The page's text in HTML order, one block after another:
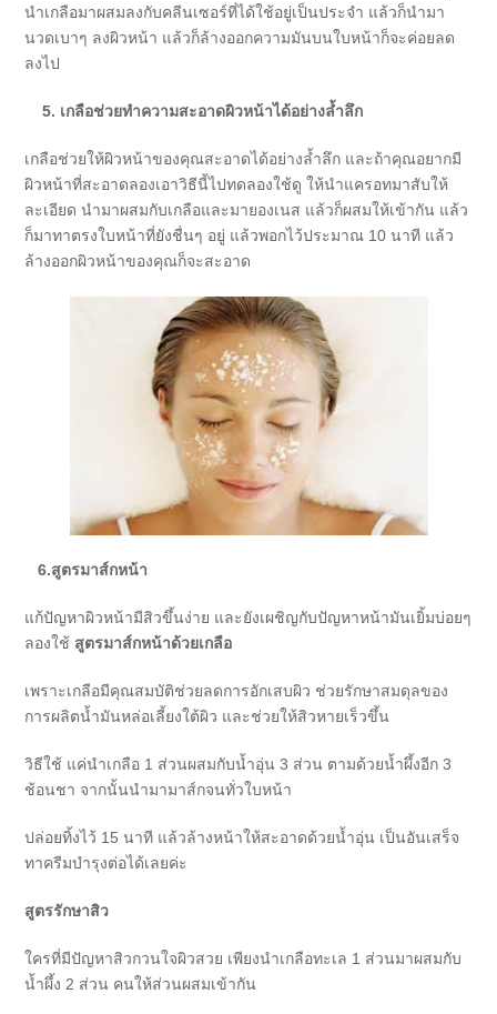
นำเกลือมาผสมลงกับคลีนเซอร์ที่ได้ใช้อยู่เป็นประจำ แล้วก็นำมา
นวดเบาๆ ลงผิวหน้า แล้วก็ล้างออกความมันบนใบหน้าก็จะค่อยลด
ลงไป
5. เกลือช่วยทำความสะอาดผิวหน้าได้อย่างล้ำลึก
เกลือช่วยให้ผิวหน้าของคุณสะอาดได้อย่างล้ำลึก และถ้าคุณอยากมี
ผิวหน้าที่สะอาดลองเอาวิธีนี้ไปทดลองใช้ดู ให้นำแครอทมาสับให้
ละเอียด นำมาผสมกับเกลือและมายองเนส แล้วก็ผสมให้เข้ากัน แล้ว
ก็มาทาตรงใบหน้าที่ยังชื่นๆ อยู่ แล้วพอกไว้ประมาณ 10 นาที แล้ว
ล้างออกผิวหน้าของคุณก็จะสะอาด
6.สูตรมาส์กหน้า
แก้ปัญหาผิวหน้ามีสิวขึ้นง่าย และยังเผชิญกับปัญหาหน้ามันเยิ้มบ่อยๆ
ลองใช้ สูตรมาส์กหน้าด้วยเกลือ
เพราะเกลือมีคุณสมบัติช่วยลดการอักเสบผิว ช่วยรักษาสมดุลของ
การผลิตน้ำมันหล่อเลี้ยงใต้ผิว และช่วยให้สิวหายเร็วขึ้น
วิธีใช้ แค่นำเกลือ 1 ส่วนผสมกับน้ำอุ่น 3 ส่วน ตามด้วยน้ำผึ้งอีก 3
ช้อนชา จากนั้นนำมามาส์กจนทั่วใบหน้า
ปล่อยทิ้งไว้ 15 นาที แล้วล้างหน้าให้สะอาดด้วยน้ำอุ่น เป็นอันเสร็จ
ทาครีมบำรุงต่อได้เลยค่ะ
สูตรรักษาสิว
ใครที่มีปัญหาสิวกวนใจผิวสวย เพียงนำเกลือทะเล 1 ส่วนมาผสมกับ
น้ำผึ้ง 2 ส่วน คนให้ส่วนผสมเข้ากัน